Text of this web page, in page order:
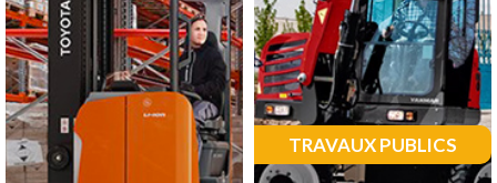
TRAVAUX PUBLICS